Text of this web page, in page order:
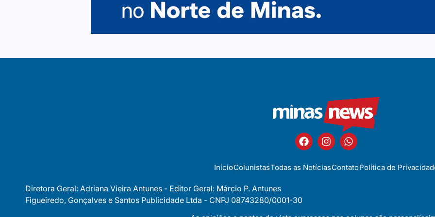
InícioColunistasTodas as NotíciasContatoPolítica de
Diretora Geral: Adriana Vieira Antunes - Editor Geral: Márcio P. Antunes
Figueiredo, Gonçalves e Santos Publicidade Ltda - CNPJ 08743280/0001-30